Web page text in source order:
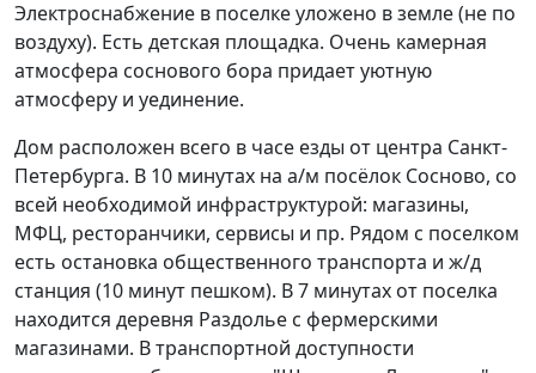
Электроснабжение в поселке уложено в земле (не по
воздуху). Есть детская площадка. Очень камерная
атмосфера соснового бора придает уютную
атмосферу и уединение.
Дом расположен всего в часе езды от центра Санкт-
Петербурга. В 10 минутах на а/м посёлок Сосново, со
всей необходимой инфраструктурой: магазины,
МФЦ, ресторанчики, сервисы и пр. Рядом с поселком
есть остановка общественного транспорта и ж/д
станция (10 минут пешком). В 7 минутах от поселка
находится деревня Раздолье с фермерскими
магазинами. В транспортной доступности